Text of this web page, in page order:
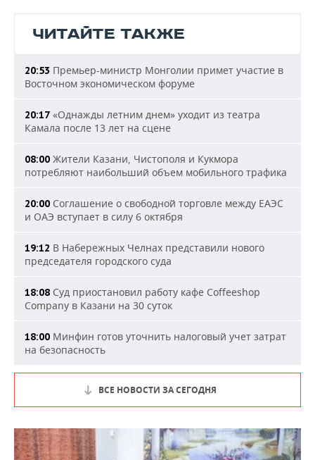
ЧИТАЙТЕ ТАКЖЕ
20:53 Премьер-министр Монголии примет участие в
Восточном экономическом форуме
20:17 «Однажды летним днем» уходит из театра
Камала после 13 лет на сцене
08:00 Жители Казани, Чистополя и Кукмора
потребляют наибольший объем мобильного трафика
20:00 Соглашение о свободной торговле между ЕАЭС
и ОАЭ вступает в силу 6 октября
19:12 В Набережных Челнах представили нового
председателя городского суда
18:08 Суд приостановил работу кафе Coffeeshop
Company в Казани на 30 суток
18:00 Минфин готов уточнить налоговый учет затрат
на безопасность
ВСЕ НОВОСТИ ЗА СЕГОДНЯ